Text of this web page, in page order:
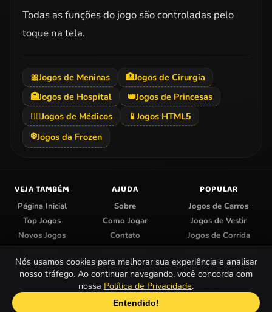
Todas as funções do jogo são controladas pelo
toque na tela.
🎀Jogos de Meninas 🏥Jogos de Cirurgia
🏥Jogos de Hospital 👑Jogos de Princesas
👨‍⚕️Jogos de Médicos 📱 Jogos HTML5
❄️Jogos da Frozen
VEJA TAMBÉM
Página Inicial
Top Jogos
Novos Jogos
Categorias
AJUDA
Sobre
Como Jogar
Contato
Enviar Jogo
Centro de Privacidade
POPULAR
Jogos de Carros
Jogos de Vestir
Jogos de Corrida
Jogos do Papa Louie
Jogos de Colorir
© 2026 Papa Jogos — Jogos Online Grátis.
Nós usamos cookies para melhorar sua experiência e analisar
nosso tráfego. Ao continuar navegando, você concorda com
nossa Política de Privacidade.
Entendido!